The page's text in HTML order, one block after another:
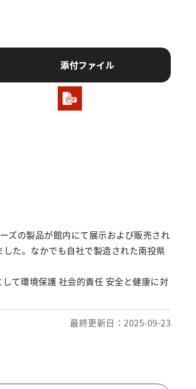
添付ファイル
ズの製品が館内にて展示および販売され
た。なかでも自社で製造された南投県
て環境保護 社会的責任 安全と健康に対
最終更新日：2025-09-23